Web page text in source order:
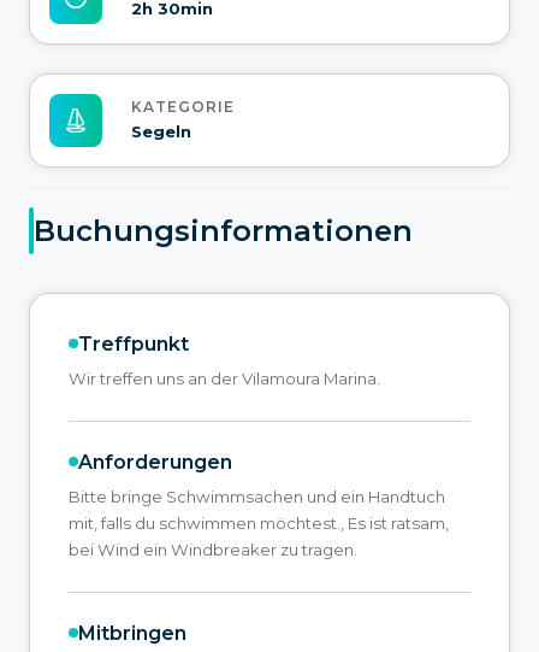
2h 30min
KATEGORIE
Segeln
Buchungsinformationen
Treffpunkt
Wir treffen uns an der Vilamoura Marina.
Anforderungen
Bitte bringe Schwimmsachen und ein Handtuch
mit, falls du schwimmen möchtest., Es ist ratsam,
bei Wind ein Windbreaker zu tragen.
Mitbringen